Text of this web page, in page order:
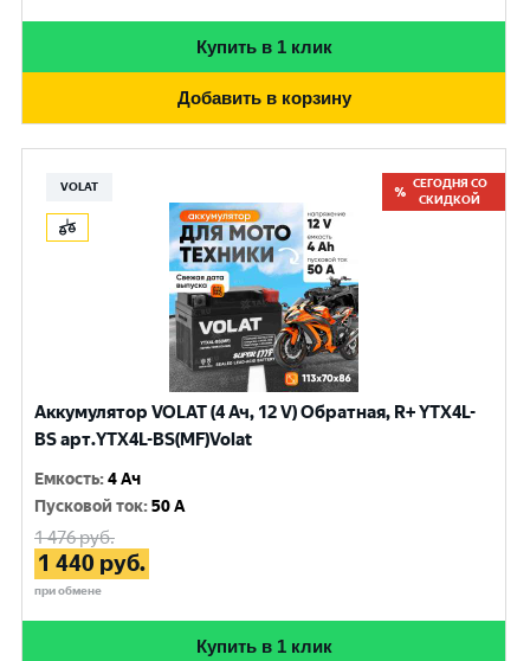
Купить в 1 клик
Добавить в корзину
VOLAT
СЕГОДНЯ СО
СКИДКОЙ
Аккумулятор VOLAT (4 Ач, 12 V) Обратная, R+ YTX4L-
BS арт.YTX4L-BS(MF)Volat
Емкость:4 Ач
Пусковой ток:50 A
1 476руб.
1 440 руб.
при обмене
Купить в 1 клик